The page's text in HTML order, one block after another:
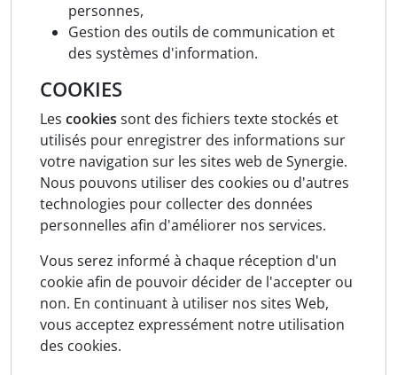
personnes,
Gestion des outils de communication et
des systèmes d'information.
COOKIES
Les cookies sont des fichiers texte stockés et
utilisés pour enregistrer des informations sur
votre navigation sur les sites web de Synergie.
Nous pouvons utiliser des cookies ou d'autres
technologies pour collecter des données
personnelles afin d'améliorer nos services.
Vous serez informé à chaque réception d'un
cookie afin de pouvoir décider de l'accepter ou
non. En continuant à utiliser nos sites Web,
vous acceptez expressément notre utilisation
des cookies.